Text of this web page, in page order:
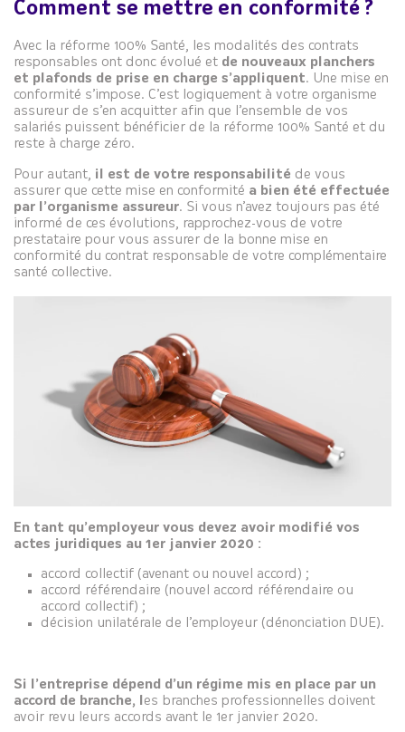
Comment se mettre en conformité ?
Avec la réforme 100% Santé, les modalités des contrats
responsables ont donc évolué et de nouveaux planchers
et plafonds de prise en charge s’appliquent. Une mise en
conformité s’impose. C’est logiquement à votre organisme
assureur de s’en acquitter afin que l’ensemble de vos
salariés puissent bénéficier de la réforme 100% Santé et du
reste à charge zéro.
Pour autant, il est de votre responsabilité de vous
assurer que cette mise en conformité a bien été effectuée
par l’organisme assureur. Si vous n’avez toujours pas été
informé de ces évolutions, rapprochez-vous de votre
prestataire pour vous assurer de la bonne mise en
conformité du contrat responsable de votre complémentaire
santé collective.
En tant qu’employeur vous devez avoir modifié vos
actes juridiques au 1er janvier 2020 :
accord collectif (avenant ou nouvel accord) ;
accord référendaire (nouvel accord référendaire ou
accord collectif) ;
décision unilatérale de l’employeur (dénonciation DUE).
Si l’entreprise dépend d’un régime mis en place par un
accord de branche, les branches professionnelles doivent
avoir revu leurs accords avant le 1er janvier 2020.